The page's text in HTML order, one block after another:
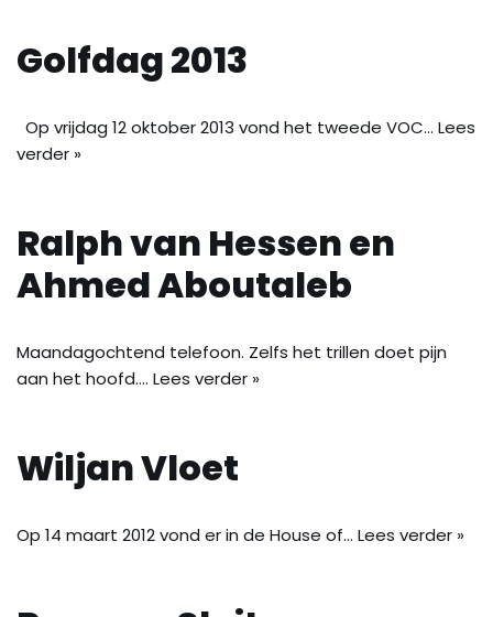
Golfdag 2013
Op vrijdag 12 oktober 2013 vond het tweede VOC… Lees
verder »
Ralph van Hessen en
Ahmed Aboutaleb
Maandagochtend telefoon. Zelfs het trillen doet pijn
aan het hoofd.… Lees verder »
Wiljan Vloet
Op 14 maart 2012 vond er in de House of… Lees verder »